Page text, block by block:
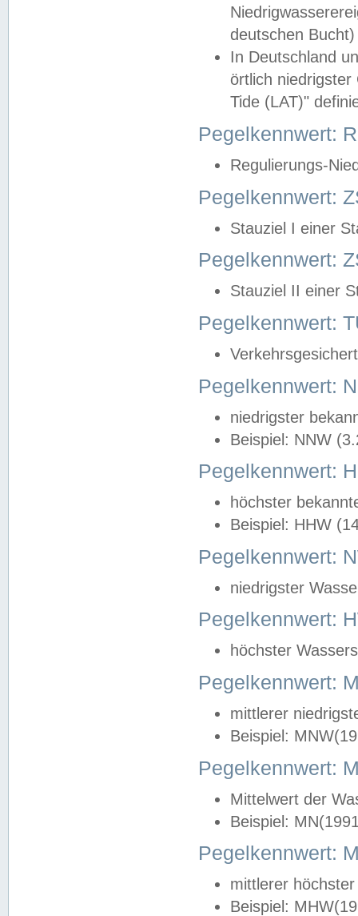
deutschen
In Deutschland
örtlich
Tide (LAT)"
Pegelkennwert:
Regulierungs-
Pegelkennwert:
Stauziel I einer
Pegelkennwert:
Stauziel II einer
Pegelkennwert:
Pegelkennwert:
niedrigster
Beispiel: NNW
Pegelkennwert:
höchster
Beispiel: HHW
Pegelkennwert:
niedrigster
Pegelkennwert:
höchster
Pegelkennwert:
mittlerer
Beispiel:
Pegelkennwert:
Mittelwert der
Beispiel:
Pegelkennwert:
mittlerer
Beispiel: